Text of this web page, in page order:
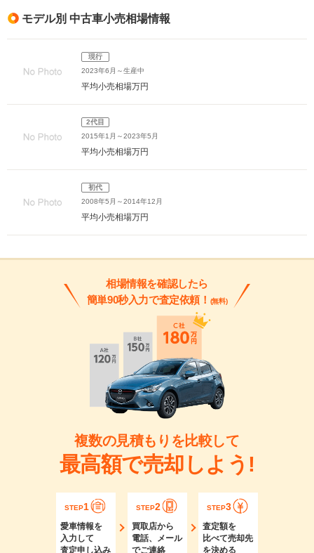
モデル別 中古車小売相場情報
現行
2023年6月～生産中
平均小売相場万円
2代目
2015年1月～2023年5月
平均小売相場万円
初代
2008年5月～2014年12月
平均小売相場万円
相場情報を確認したら
簡単90秒入力で査定依頼！ (無料)
複数の見積もりを比較して
最高額で売却しよう!
STEP1
愛車情報を
入力して
査定申し込み
STEP2
買取店から
電話、メール
でご連絡
STEP3
査定額を
比べて売却先
を決める